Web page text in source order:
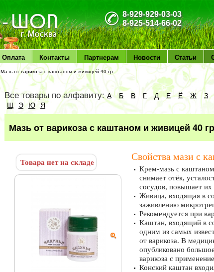
8-929-929-03-03
8-925-514-66-02
Оплата Контакты Партнерам Новости Статьи
Мазь от варикоза с каштаном и живицей 40 гр
Все товары по алфавиту:А Б В Г Д Е Ё Ж З
Щ Э Ю Я
Мазь от варикоза с каштаном и живицей 40 гр
Товара нет на складе
Свойства мази с
Крем-мазь с
снимает отёк,
сосудов, повышает их
Живица, входящая в
заживлению
Рекомендуется при
Каштан, входящий в
одним из самых
от варикоза. В
опубликовано
варикоза с
Конский каштан